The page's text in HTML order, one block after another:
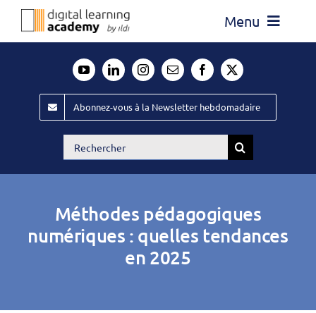
Passer
Menu
Évènements ILDI
Offres d’emploi
Abonnez-vous à la Newsletter hebdomadaire
Rechercher:
Méthodes pédagogiques
numériques : quelles tendances
en 2025